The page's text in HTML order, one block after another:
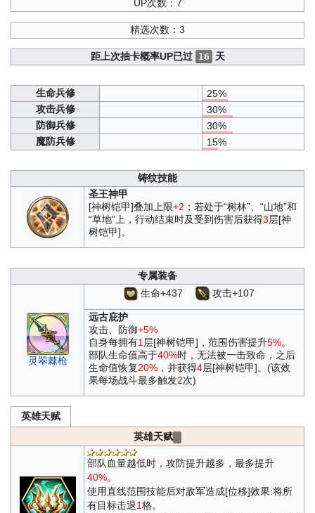
UP次数：7
精选次数：3
距上次抽卡概率UP已过 16 天
生命兵修
25%
攻击兵修
30%
防御兵修
30%
魔防兵修
15%
铸纹技能
圣王神甲
[神树铠甲]叠加上限+2 ；若处于“树林”、“山地”和
“草地”上，行动结束时及受到伤害后获得3层[神
树铠甲]。
专属装备
灵翠棘枪
生命+437 攻击+107
远古庇护
攻击、防御+5%
自身每拥有1层[神树铠甲]，范围伤害提升5%。
部队生命值高于40%时，无法被一击致命，之后
生命值恢复20%，并获得4层[神树铠甲]。(该效
果每场战斗最多触发2次)
英雄天赋
英雄天赋
部队血量越低时，攻防提升越多，最多提升
40%。
使用直线范围技能后对敌军造成[位移]效果:将所
有目标击退1格。